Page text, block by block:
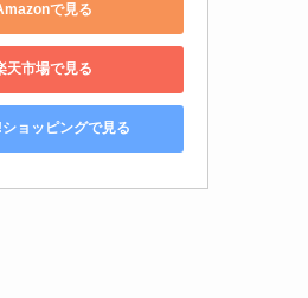
で見る
天市場で見る
ョッピングで見る